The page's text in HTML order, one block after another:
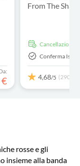
€
From The Shard
Cancellazione
Conferma
4,68/5 (290)
rosse e gli
insieme alla banda